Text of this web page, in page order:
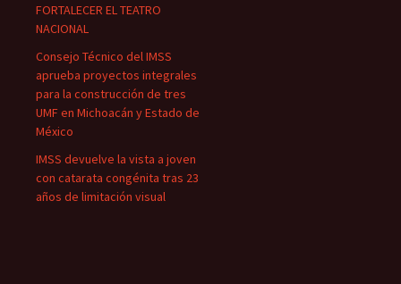
FORTALECER EL TEATRO
NACIONAL
Consejo Técnico del IMSS
aprueba proyectos integrales
para la construcción de tres
UMF en Michoacán y Estado de
México
IMSS devuelve la vista a joven
con catarata congénita tras 23
años de limitación visual